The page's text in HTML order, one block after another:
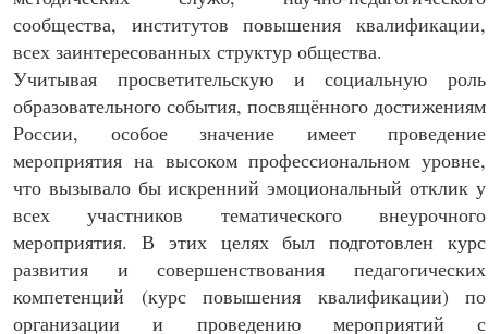
сообщества, институтов повышения квалификации,
всех заинтересованных структур общества.
Учитывая просветительскую и социальную роль
образовательного события, посвящённого достижениям
России, особое значение имеет проведение
мероприятия на высоком профессиональном уровне,
что вызывало бы искренний эмоциональный отклик у
всех участников тематического внеурочного
мероприятия. В этих целях был подготовлен курс
развития и совершенствования педагогических
компетенций (курс повышения квалификации) по
организации и проведению мероприятий с